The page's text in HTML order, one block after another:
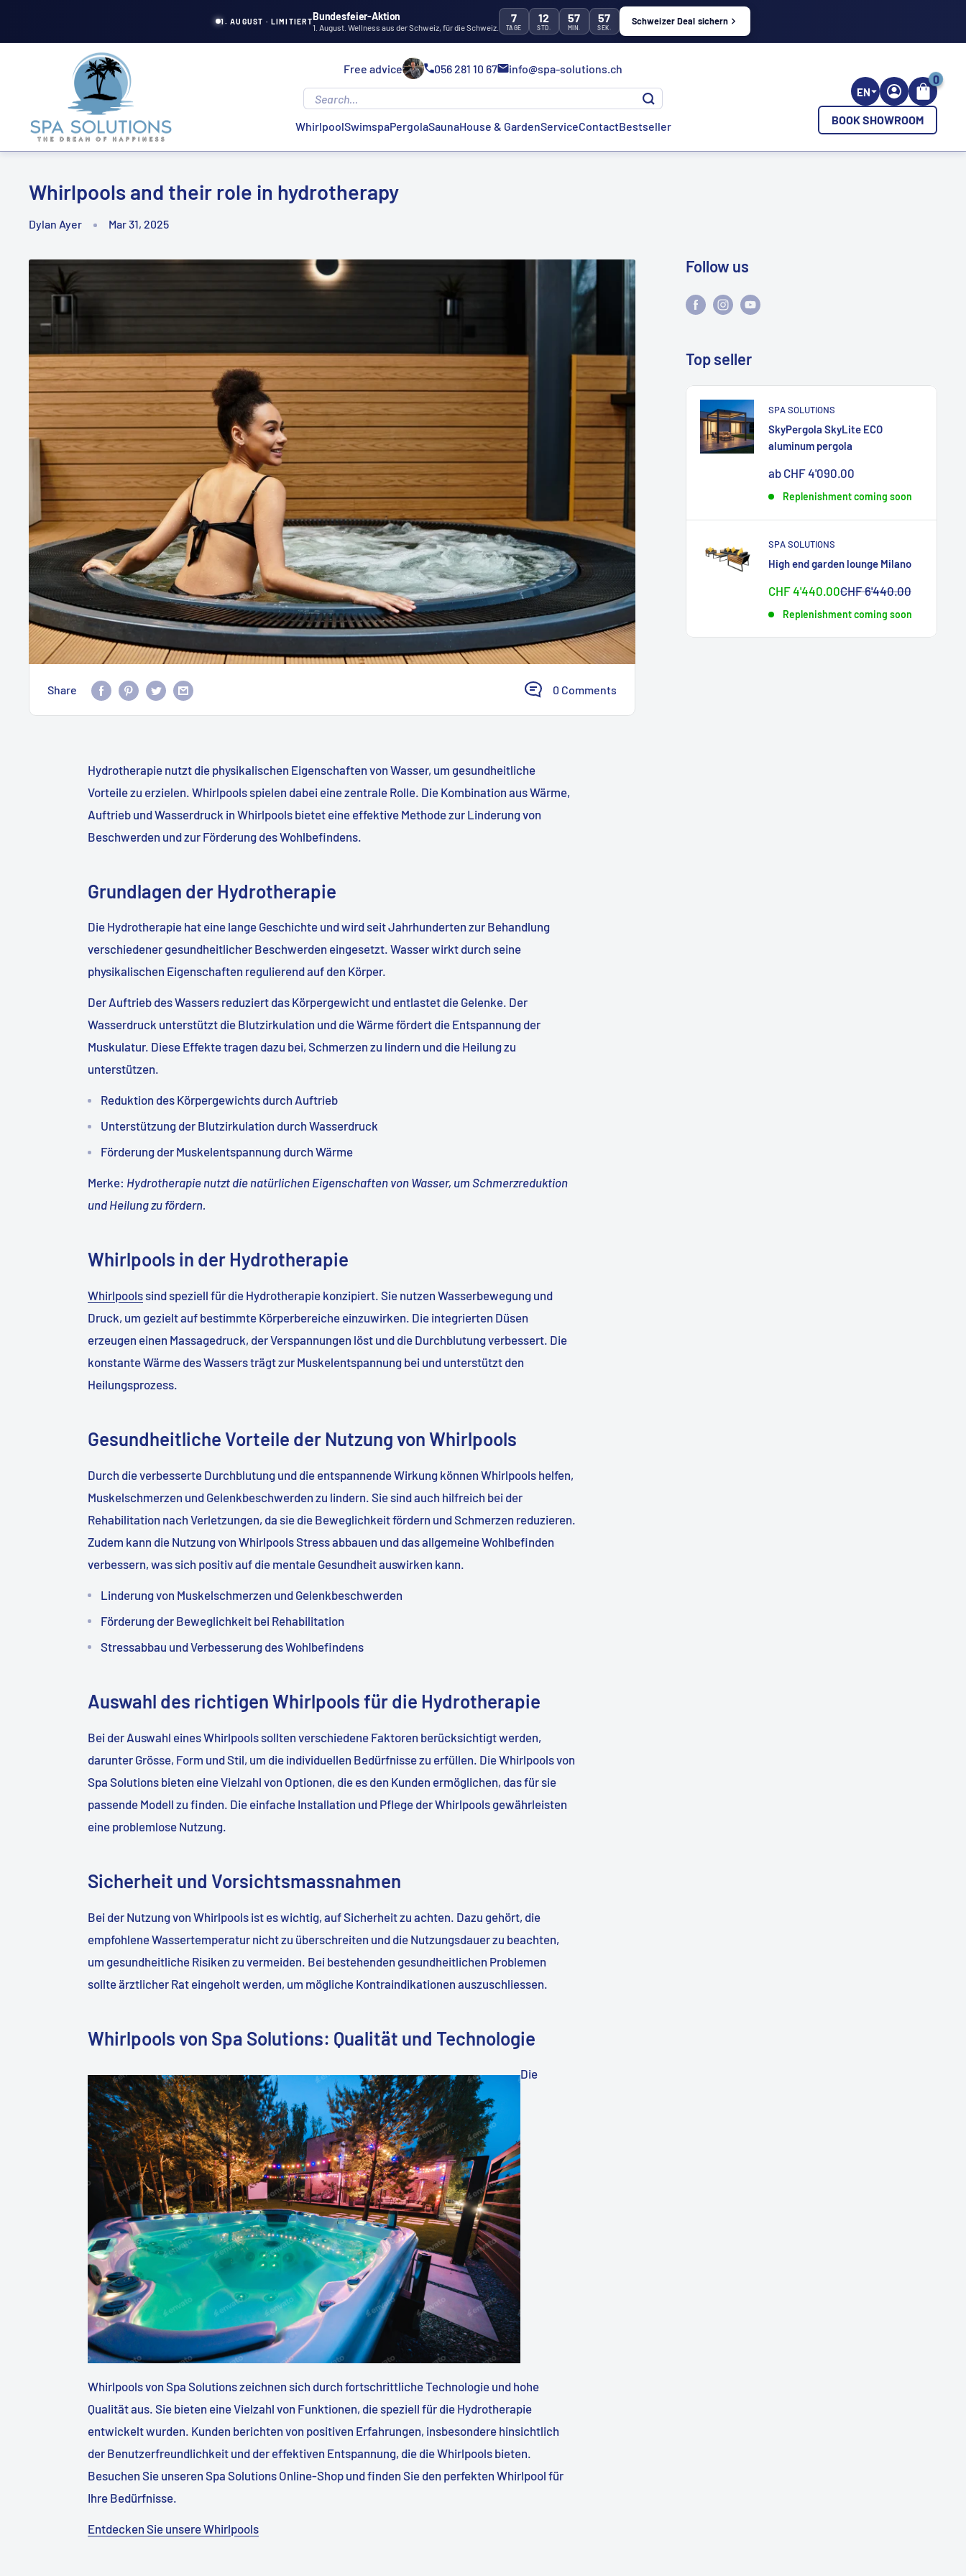
1. AUGUST · LIMITIERTBundesfeier-Aktion
1. August. Wellness aus der Schweiz, für die Schweiz.
7
TAGE
12
STD.
57
MIN.
56
SEK.
Schweizer Deal sichern
Solutions
Free advice 056 281 10 67 info@spa-solutions.ch
WhirlpoolSwimspaPergolaSaunaHouse & GardenServiceContactBestseller
EN
0
BOOK SHOWROOM
Whirlpools and their role in hydrotherapy
Dylan Ayer Mar 31, 2025
Share 0 Comments
Hydrotherapie nutzt die physikalischen Eigenschaften von Wasser, um gesundheitliche
Vorteile zu erzielen. Whirlpools spielen dabei eine zentrale Rolle. Die Kombination aus Wärme,
Auftrieb und Wasserdruck in Whirlpools bietet eine effektive Methode zur Linderung von
Beschwerden und zur Förderung des Wohlbefindens.
Grundlagen der Hydrotherapie
Die Hydrotherapie hat eine lange Geschichte und wird seit Jahrhunderten zur Behandlung
verschiedener gesundheitlicher Beschwerden eingesetzt. Wasser wirkt durch seine
physikalischen Eigenschaften regulierend auf den Körper.
Der Auftrieb des Wassers reduziert das Körpergewicht und entlastet die Gelenke. Der
Wasserdruck unterstützt die Blutzirkulation und die Wärme fördert die Entspannung der
Muskulatur. Diese Effekte tragen dazu bei, Schmerzen zu lindern und die Heilung zu
unterstützen.
Reduktion des Körpergewichts durch Auftrieb
Unterstützung der Blutzirkulation durch Wasserdruck
Förderung der Muskelentspannung durch Wärme
Merke: Hydrotherapie nutzt die natürlichen Eigenschaften von Wasser, um Schmerzreduktion
und Heilung zu fördern.
Whirlpools in der Hydrotherapie
Whirlpoolssind speziell für die Hydrotherapie konzipiert. Sie nutzen Wasserbewegung und
Druck, um gezielt auf bestimmte Körperbereiche einzuwirken. Die integrierten Düsen
erzeugen einen Massagedruck, der Verspannungen löst und die Durchblutung verbessert. Die
konstante Wärme des Wassers trägt zur Muskelentspannung bei und unterstützt den
Heilungsprozess.
Gesundheitliche Vorteile der Nutzung von Whirlpools
Durch die verbesserte Durchblutung und die entspannende Wirkung können Whirlpools helfen,
Muskelschmerzen und Gelenkbeschwerden zu lindern. Sie sind auch hilfreich bei der
Rehabilitation nach Verletzungen, da sie die Beweglichkeit fördern und Schmerzen reduzieren.
Zudem kann die Nutzung von Whirlpools Stress abbauen und das allgemeine Wohlbefinden
verbessern, was sich positiv auf die mentale Gesundheit auswirken kann.
Linderung von Muskelschmerzen und Gelenkbeschwerden
Förderung der Beweglichkeit bei Rehabilitation
Stressabbau und Verbesserung des Wohlbefindens
Auswahl des richtigen Whirlpools für die Hydrotherapie
Bei der Auswahl eines Whirlpools sollten verschiedene Faktoren berücksichtigt werden,
darunter Grösse, Form und Stil, um die individuellen Bedürfnisse zu erfüllen. Die Whirlpools von
Spa Solutions bieten eine Vielzahl von Optionen, die es den Kunden ermöglichen, das für sie
passende Modell zu finden. Die einfache Installation und Pflege der Whirlpools gewährleisten
eine problemlose Nutzung.
Sicherheit und Vorsichtsmassnahmen
Bei der Nutzung von Whirlpools ist es wichtig, auf Sicherheit zu achten. Dazu gehört, die
empfohlene Wassertemperatur nicht zu überschreiten und die Nutzungsdauer zu beachten,
um gesundheitliche Risiken zu vermeiden. Bei bestehenden gesundheitlichen Problemen
sollte ärztlicher Rat eingeholt werden, um mögliche Kontraindikationen auszuschliessen.
Whirlpools von Spa Solutions: Qualität und Technologie
Die
Whirlpools von Spa Solutions zeichnen sich durch fortschrittliche Technologie und hohe
Qualität aus. Sie bieten eine Vielzahl von Funktionen, die speziell für die Hydrotherapie
entwickelt wurden. Kunden berichten von positiven Erfahrungen, insbesondere hinsichtlich
der Benutzerfreundlichkeit und der effektiven Entspannung, die die Whirlpools bieten.
Besuchen Sie unseren Spa Solutions Online-Shop und finden Sie den perfekten Whirlpool für
Ihre Bedürfnisse.
Entdecken Sie unsere Whirlpools
Follow us
Top seller
SPA SOLUTIONS
SkyPergola SkyLite ECO
aluminum pergola
Sonderpreis
ab CHF 4'090.00
Replenishment coming soon
SPA SOLUTIONS
High end garden lounge Milano
Sonderpreis
CHF 4'440.00Normalpreis
CHF 6'440.00
Replenishment coming soon